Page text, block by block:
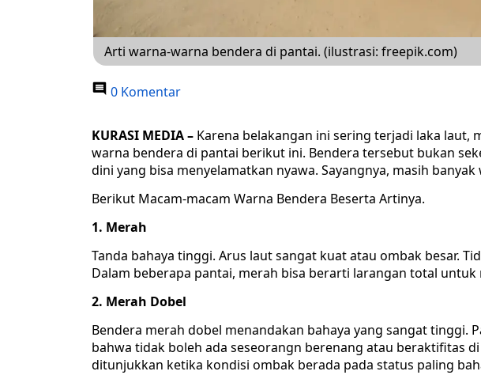
Arti warna-warna bendera di pantai. (ilustrasi: freepik.com)
0 Komentar
KURASI MEDIA – Karena belakangan ini sering terjadi laka laut,
warna bendera di pantai berikut ini. Bendera tersebut bukan
dini yang bisa menyelamatkan nyawa. Sayangnya, masih
Berikut Macam-macam Warna Bendera Beserta Artinya.
1. Merah
Tanda bahaya tinggi. Arus laut sangat kuat atau ombak besar.
Dalam beberapa pantai, merah bisa berarti larangan total untuk
2. Merah Dobel
Bendera merah dobel menandakan bahaya yang sangat tinggi.
bahwa tidak boleh ada seseorangn berenang atau beraktifitas di
ditunjukkan ketika kondisi ombak berada pada status paling